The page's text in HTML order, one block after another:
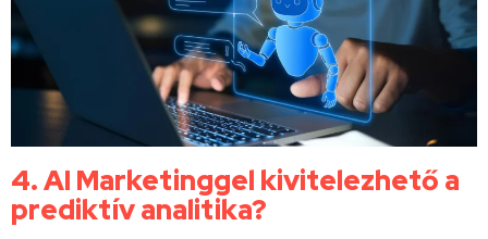
4. AI Marketinggel kivitelezhető a
prediktív analitika?